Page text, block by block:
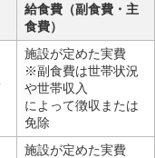
給食費（副食費・主
食費）
施設が定めた実費
※副食費は世帯状況
や世帯収入
によって徴収または
免除
施設が定めた実費